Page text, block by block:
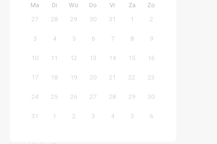
Ma
Di Wo Do Vr Za
Zo
27
28 29 30 31 1 2
3 4 5 6 7 8 9
10 11 12 13 14 15 16
17 18 19 20 21 22 23
24 25 26 27 28 29 30
31 1 2 3 4 5 6